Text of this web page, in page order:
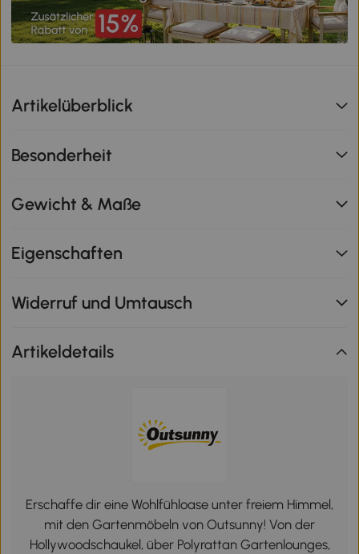
Artikelüberblick
Besonderheit
Gewicht & Maße
Eigenschaften
Widerruf und Umtausch
Artikeldetails
Erschaffe dir eine Wohlfühloase unter freiem Himmel,
mit den Gartenmöbeln von Outsunny! Von der
Hollywoodschaukel, über Polyrattan Gartenlounges,